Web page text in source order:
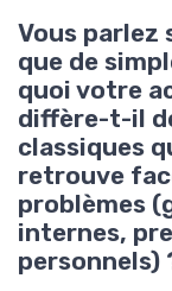
Vous parlez
que de
quoi votre
diffère-t-il
classiques
retrouve
problèmes
internes,
personnels)